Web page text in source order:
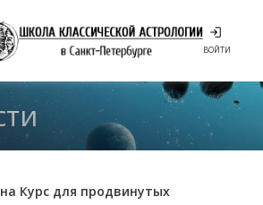
ВОЙТИ
Курс для продвинутых